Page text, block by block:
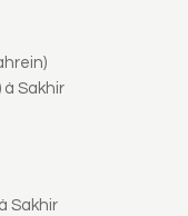
à Sakhir
Sakhir